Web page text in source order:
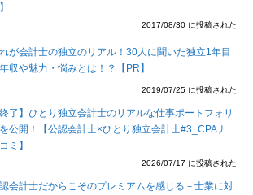
2017/08/30 に投稿された
が会計士の独立のリアル！30人に聞いた独立1年目
収や魅力・悩みとは！？【PR】
2019/07/25 に投稿された
終了】ひとり独立会計士のリアルな仕事ポートフォリ
公開！【公認会計士×ひとり独立会計士#3_CPAナ
ミ】
2026/07/17 に投稿された
会計士だからこそのプレミアムを感じる－士業に対